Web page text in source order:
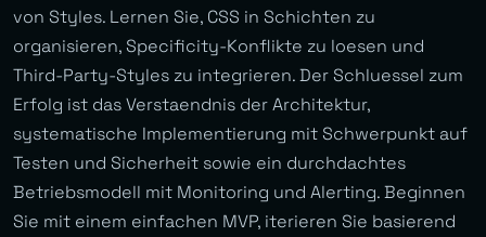
von Styles. Lernen Sie, CSS in Schichten zu
organisieren, Specificity-Konflikte zu loesen und
Third-Party-Styles zu integrieren. Der Schluessel zum
Erfolg ist das Verstaendnis der Architektur,
systematische Implementierung mit Schwerpunkt auf
Testen und Sicherheit sowie ein durchdachtes
Betriebsmodell mit Monitoring und Alerting. Beginnen
Sie mit einem einfachen MVP, iterieren Sie basierend